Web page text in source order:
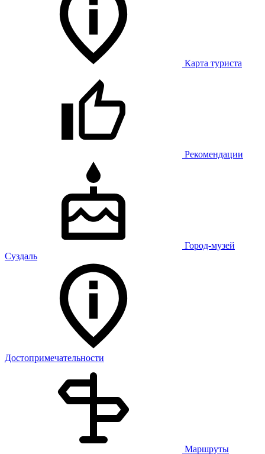
Карта туриста
Рекомендации
Город-музей
Суздаль
Достопримечательности
Маршруты